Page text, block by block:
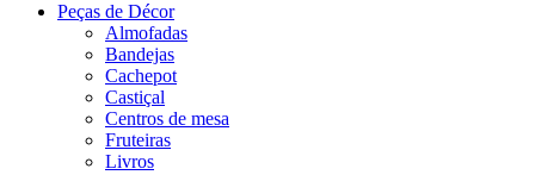
Peças de Décor
Almofadas
Bandejas
Cachepot
Castiçal
Centros de mesa
Fruteiras
Livros